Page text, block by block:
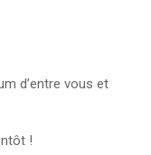
d’entre vous et
!